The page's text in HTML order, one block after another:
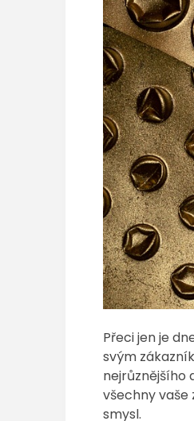
Přeci jen je
svým
nejrůznějšího
všechny vaše
smysl.